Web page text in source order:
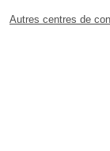
Autres centres de